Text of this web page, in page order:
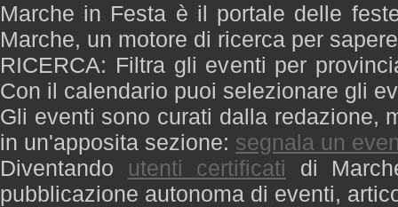
Marche in Festa è il portale delle
Marche, un motore di ricerca per
RICERCA: Filtra gli eventi per
Con il calendario puoi selezionare gli
Gli eventi sono curati dalla redazione,
in un'apposita sezione: segnala un
Diventando utenti certificati di
pubblicazione autonoma di eventi,